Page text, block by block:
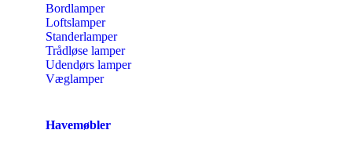
Bordlamper
Loftslamper
Standerlamper
Trådløse lamper
Udendørs lamper
Væglamper
Havemøbler